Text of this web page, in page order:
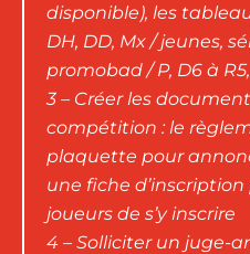
disponible), les
DH, DD, Mx / jeunes,
promobad / P, D6 à
3 – Créer les
compétition : le
plaquette pour
une fiche
joueurs de s’y inscrire
4 – Solliciter un juge-